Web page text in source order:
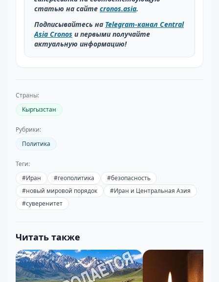
статью на сайте cronos.asia.
Подписывайтесь на Telegram-канал Central
Asia Cronos и первыми получайте
актуальную информацию!
Страны:
Кыргызстан
Рубрики:
Политика
Теги:
#Иран #геополитика #безопасность
#новый мировой порядок #Иран и Центральная Азия
#суверенитет
Читать также